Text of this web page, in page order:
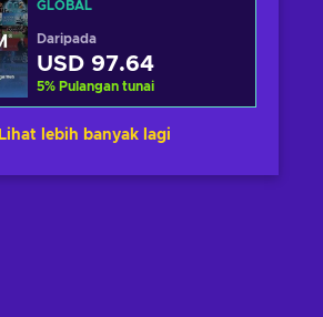
GLOBAL
Daripada
USD 97.64
5% Pulangan tunai
Lihat lebih banyak lagi